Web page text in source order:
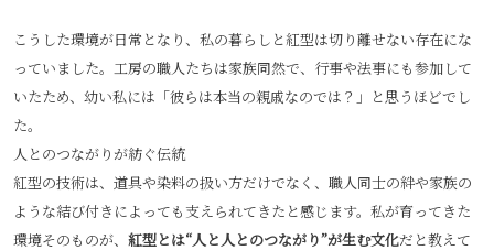
こうした環境が日常となり、私の暮らしと紅型は切り離せない存在にな
っていました。工房の職人たちは家族同然で、行事や法事にも参加して
いたため、幼い私には「彼らは本当の親戚なのでは？」と思うほどでし
た。
人とのつながりが紡ぐ伝統
紅型の技術は、道具や染料の扱い方だけでなく、職人同士の絆や家族の
ような結び付きによっても支えられてきたと感じます。私が育ってきた
環境そのものが、 紅型とは“人と人とのつながり”が生む文化だと教えて